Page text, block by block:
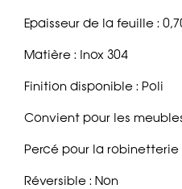
Epaisseur de la feuille :
Matière : Inox 304
Finition disponible : Poli
Convient pour les
Percé pour la robinetterie
Réversible : Non